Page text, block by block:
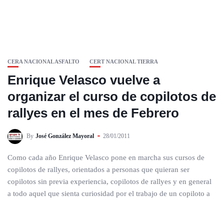
CERA NACIONAL ASFALTO CERT NACIONAL TIERRA
Enrique Velasco vuelve a
organizar el curso de copilotos de
rallyes en el mes de Febrero
By José González Mayoral 28/01/2011
Como cada año Enrique Velasco pone en marcha sus cursos de
copilotos de rallyes, orientados a personas que quieran ser
copilotos sin previa experiencia, copilotos de rallyes y en general
a todo aquel que sienta curiosidad por el trabajo de un copiloto a